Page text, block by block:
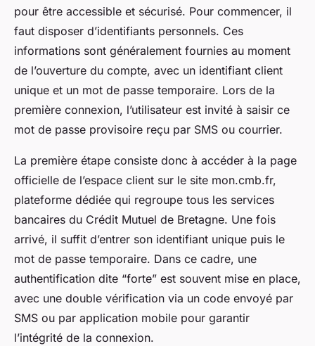
pour être accessible et sécurisé. Pour commencer, il
faut disposer d’identifiants personnels. Ces
informations sont généralement fournies au moment
de l’ouverture du compte, avec un identifiant client
unique et un mot de passe temporaire. Lors de la
première connexion, l’utilisateur est invité à saisir ce
mot de passe provisoire reçu par SMS ou courrier.
La première étape consiste donc à accéder à la page
officielle de l’espace client sur le site mon.cmb.fr,
plateforme dédiée qui regroupe tous les services
bancaires du Crédit Mutuel de Bretagne. Une fois
arrivé, il suffit d’entrer son identifiant unique puis le
mot de passe temporaire. Dans ce cadre, une
authentification dite “forte” est souvent mise en place,
avec une double vérification via un code envoyé par
SMS ou par application mobile pour garantir
l’intégrité de la connexion.